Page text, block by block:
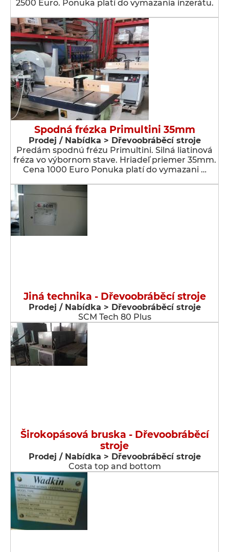
2500 Euro. Ponuka platí do vymazania inzerátu.
Spodná frézka Primultini 35mm
Prodej / Nabídka > Dřevoobráběcí stroje
Predám spodnú frézu Primultini. Silná liatinová
fréza vo výbornom stave. Hriadeľ priemer 35mm.
Cena 1000 Euro Ponuka platí do vymazani …
Jiná technika - Dřevoobráběcí stroje
Prodej / Nabídka > Dřevoobráběcí stroje
SCM Tech 80 Plus
Širokopásová bruska - Dřevoobráběcí
stroje
Prodej / Nabídka > Dřevoobráběcí stroje
Costa top and bottom